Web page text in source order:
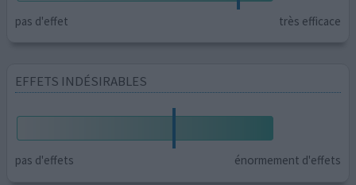
pas d'effet très efficace
EFFETS INDÉSIRABLES
pas d'effets énormement d'effets